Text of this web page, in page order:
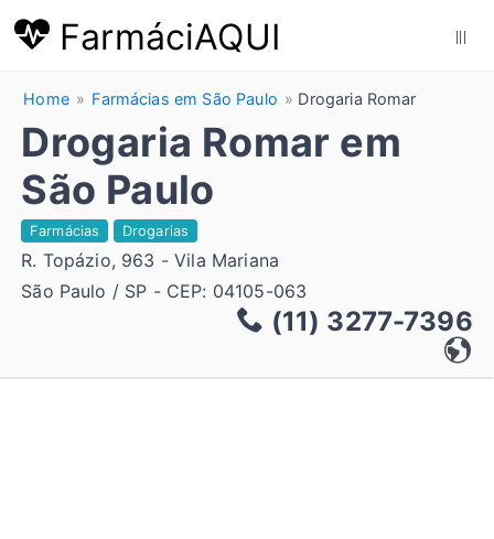
FarmáciAQUI
Home Farmácias em São Paulo Drogaria Romar
Drogaria Romar em
São Paulo
Farmácias Drogarias
R. Topázio, 963 - Vila Mariana
São Paulo / SP - CEP: 04105-063
(11) 3277-7396